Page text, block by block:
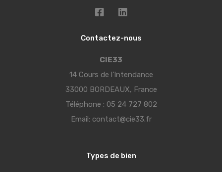
Contactez-nous
CIE33
14 Cours de l’Intendance
33000 BORDEAUX, France
Téléphone : 05 24 727 802
Email: contact@cie33.fr
Types de bien